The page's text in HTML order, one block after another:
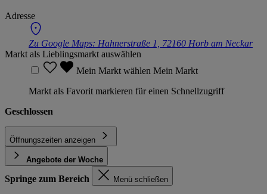
Adresse
Zu Google Maps: Hahnerstraße 1, 72160 Horb am Neckar
Markt als Lieblingsmarkt auswählen
Mein Markt wählen Mein Markt
Markt als Favorit markieren für einen Schnellzugriff
Geschlossen
Öffnungszeiten anzeigen
Angebote der Woche
Springe zum Bereich Menü schließen